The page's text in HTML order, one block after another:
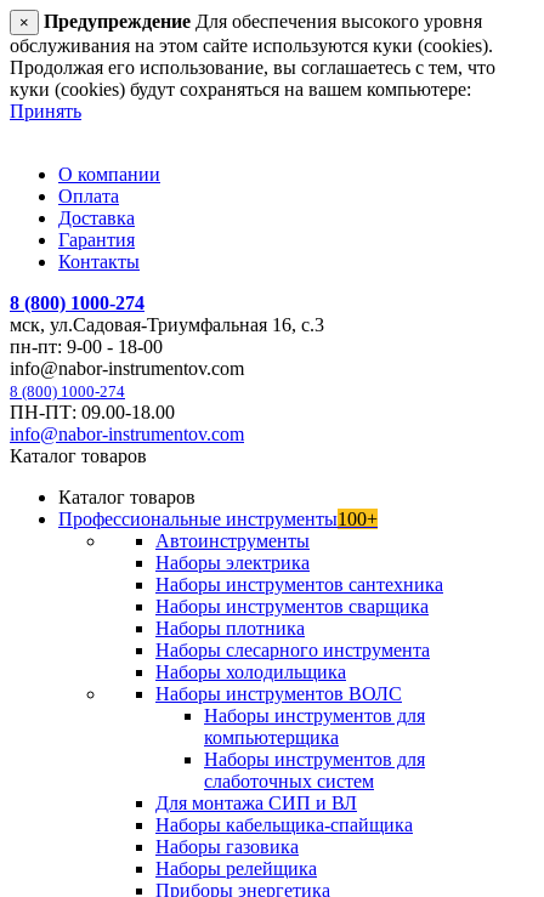
× Предупреждение Для обеспечения высокого уровня
обслуживания на этом сайте используются куки (cookies).
Продолжая его использование, вы соглашаетесь с тем, что
куки (cookies) будут сохраняться на вашем компьютере:
Принять
О компании
Оплата
Доставка
Гарантия
Контакты
8 (800) 1000-274
мск, ул.Садовая-Триумфальная 16, с.3
пн-пт: 9-00 - 18-00
info@nabor-instrumentov.com
8 (800) 1000-274
ПН-ПТ: 09.00-18.00
info@nabor-instrumentov.com
Каталог товаров
Каталог товаров
Профессиональные инструменты100+
Автоинструменты
Наборы электрика
Наборы инструментов сантехника
Наборы инструментов сварщика
Наборы плотника
Наборы слесарного инструмента
Наборы холодильщика
Наборы инструментов ВОЛС
Наборы инструментов для
компьютерщика
Наборы инструментов для
слаботочных систем
Для монтажа СИП и ВЛ
Наборы кабельщика-спайщика
Наборы газовика
Наборы релейщика
Приборы энергетика